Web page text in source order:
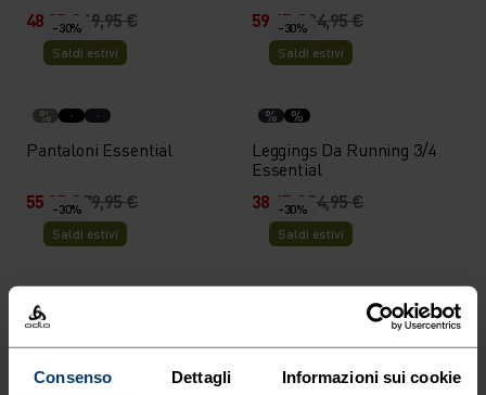
Consenso Dettagli Informazioni sui cookie
48,95 € 69,95 €
59,45 € 84,95 €
-30%
Saldi estivi
%
Pantaloni Essential
55,95 €79,95 €
-30%
Saldi estivi
% %
Leggings Da Running 3/4
Essential
38,45 €54,95 €
-30%
Saldi estivi
Pantaloncini Da Running 2
In 1 X-Alp Trail 5 Inch
59,45 €84,95 €
-30%
Saldi estivi
Pantaloni Da Running
Zeroweight
59,45 €84,95 €